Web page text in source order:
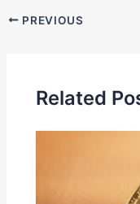
PREVIOUS
Related